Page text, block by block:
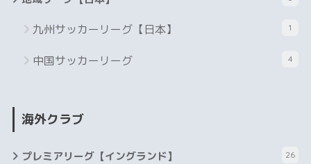
九州サッカーリーグ【日本】 1
中国サッカーリーグ 4
海外クラブ
プレミアリーグ【イングランド】 26